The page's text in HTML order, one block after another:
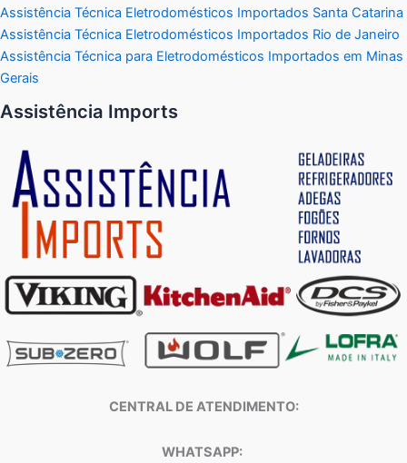
Assistência Técnica Eletrodomésticos Importados Santa Catarina
Assistência Técnica Eletrodomésticos Importados Rio de Janeiro
Assistência Técnica para Eletrodomésticos Importados em Minas
Gerais
Assistência Imports
CENTRAL DE ATENDIMENTO:
WHATSAPP: